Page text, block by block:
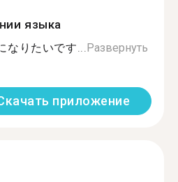
языка
なりたいです... Развернуть
приложение